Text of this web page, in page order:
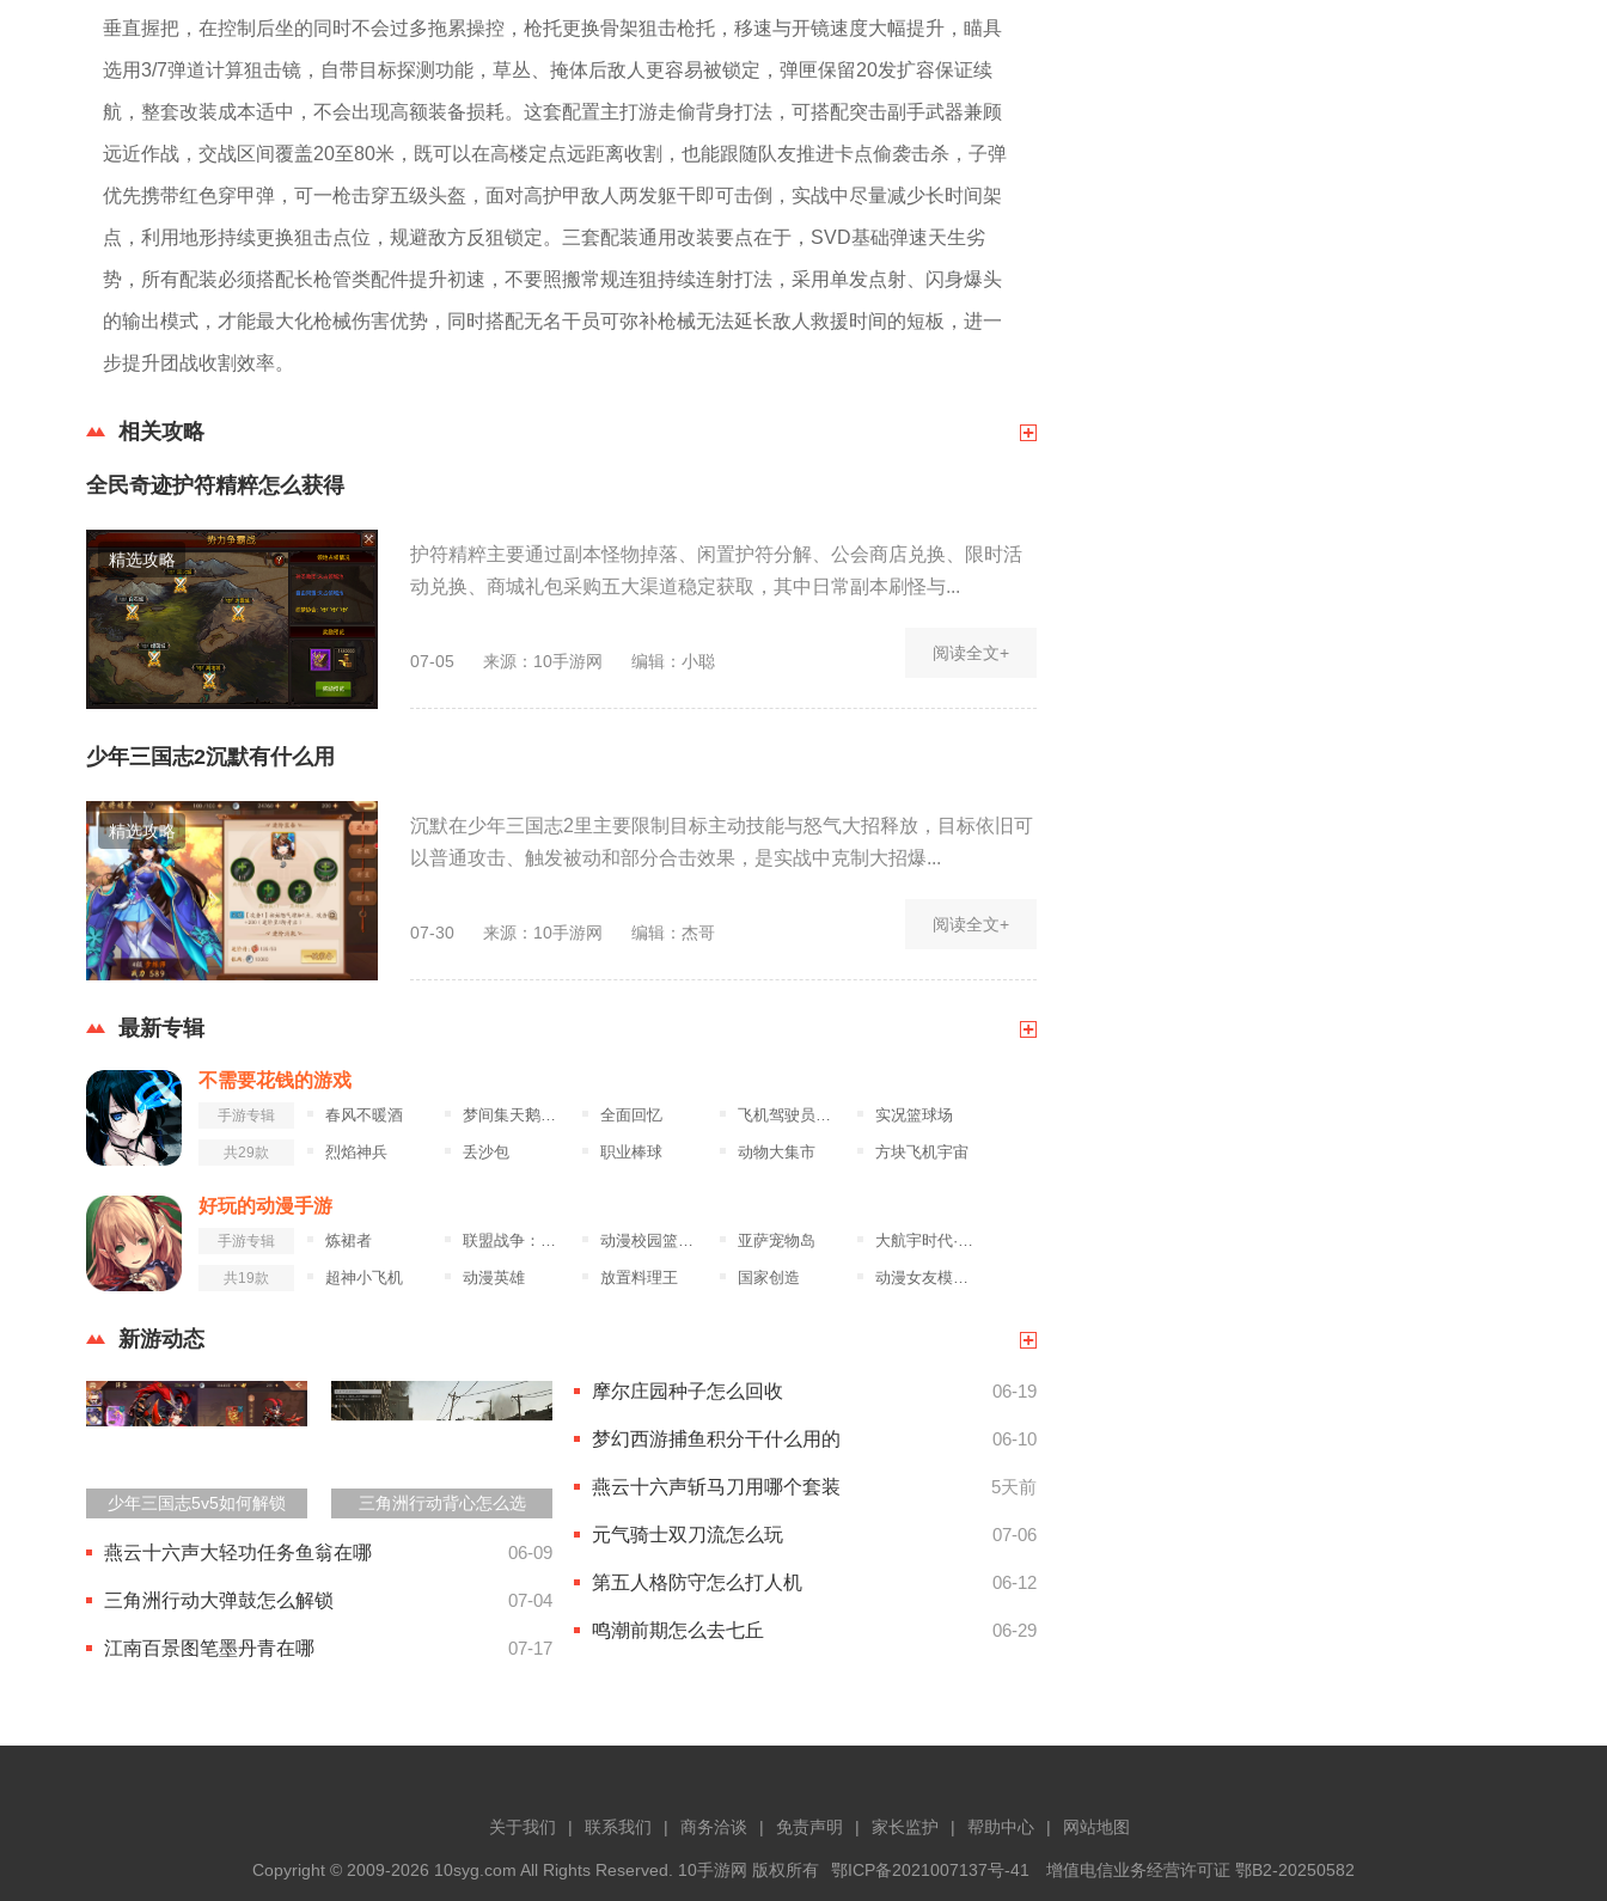
垂直握把，在控制后坐的同时不会过多拖累操控，枪托更换骨架狙击枪托，移速与开镜速度大幅提升，瞄具
选用3/7弹道计算狙击镜，自带目标探测功能，草丛、掩体后敌人更容易被锁定，弹匣保留20发扩容保证续
航，整套改装成本适中，不会出现高额装备损耗。这套配置主打游走偷背身打法，可搭配突击副手武器兼顾
远近作战，交战区间覆盖20至80米，既可以在高楼定点远距离收割，也能跟随队友推进卡点偷袭击杀，子弹
优先携带红色穿甲弹，可一枪击穿五级头盔，面对高护甲敌人两发躯干即可击倒，实战中尽量减少长时间架
点，利用地形持续更换狙击点位，规避敌方反狙锁定。三套配装通用改装要点在于，SVD基础弹速天生劣
势，所有配装必须搭配长枪管类配件提升初速，不要照搬常规连狙持续连射打法，采用单发点射、闪身爆头
的输出模式，才能最大化枪械伤害优势，同时搭配无名干员可弥补枪械无法延长敌人救援时间的短板，进一
步提升团战收割效率。
相关攻略
全民奇迹护符精粹怎么获得
精选攻略
护符精粹主要通过副本怪物掉落、闲置护符分解、公会商店兑换、限时活
动兑换、商城礼包采购五大渠道稳定获取，其中日常副本刷怪与...
07-05 来源：10手游网 编辑：小聪 阅读全文+
少年三国志2沉默有什么用
精选攻略
沉默在少年三国志2里主要限制目标主动技能与怒气大招释放，目标依旧可
以普通攻击、触发被动和部分合击效果，是实战中克制大招爆...
07-30 来源：10手游网 编辑：杰哥 阅读全文+
最新专辑
不需要花钱的游戏
手游专辑 春风不暖酒 梦间集天鹅座九游版 全面回忆 飞机驾驶员模拟器 实况篮球场
共29款 烈焰神兵 丢沙包 职业棒球 动物大集市 方块飞机宇宙
好玩的动漫手游
手游专辑 炼裙者 联盟战争：部落冲突 动漫校园篮球竞赛 亚萨宠物岛 大航宇时代·楚之歌
共19款 超神小飞机 动漫英雄 放置料理王 国家创造 动漫女友模拟器
新游动态
少年三国志5v5如何解锁 三角洲行动背心怎么选
燕云十六声大轻功任务鱼翁在哪 06-09
三角洲行动大弹鼓怎么解锁 07-04
江南百景图笔墨丹青在哪 07-17
摩尔庄园种子怎么回收 06-19
梦幻西游捕鱼积分干什么用的 06-10
燕云十六声斩马刀用哪个套装 5天前
元气骑士双刀流怎么玩 07-06
第五人格防守怎么打人机 06-12
鸣潮前期怎么去七丘 06-29
关于我们 联系我们 商务洽谈 免责声明 家长监护 帮助中心 网站地图
Copyright © 2009-2026 10syg.com All Rights Reserved. 10手游网 版权所有 鄂ICP备2021007137号-41 增值电信业务经营许可证 鄂B2-20250582